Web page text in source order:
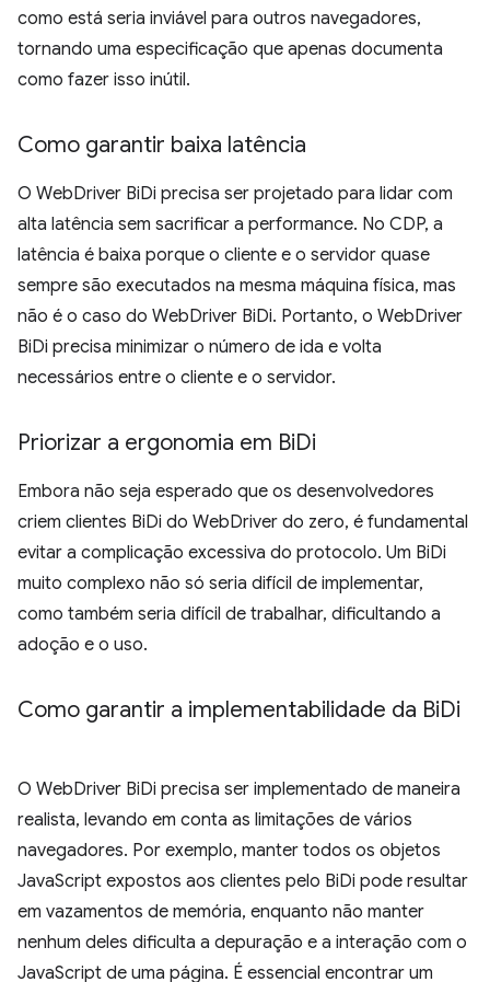
como está seria inviável para outros navegadores,
tornando uma especificação que apenas documenta
como fazer isso inútil.
Como garantir baixa latência
O WebDriver BiDi precisa ser projetado para lidar com
alta latência sem sacrificar a performance. No CDP, a
latência é baixa porque o cliente e o servidor quase
sempre são executados na mesma máquina física, mas
não é o caso do WebDriver BiDi. Portanto, o WebDriver
BiDi precisa minimizar o número de ida e volta
necessários entre o cliente e o servidor.
Priorizar a ergonomia em BiDi
Embora não seja esperado que os desenvolvedores
criem clientes BiDi do WebDriver do zero, é fundamental
evitar a complicação excessiva do protocolo. Um BiDi
muito complexo não só seria difícil de implementar,
como também seria difícil de trabalhar, dificultando a
adoção e o uso.
Como garantir a implementabilidade da BiDi
O WebDriver BiDi precisa ser implementado de maneira
realista, levando em conta as limitações de vários
navegadores. Por exemplo, manter todos os objetos
JavaScript expostos aos clientes pelo BiDi pode resultar
em vazamentos de memória, enquanto não manter
nenhum deles dificulta a depuração e a interação com o
JavaScript de uma página. É essencial encontrar um